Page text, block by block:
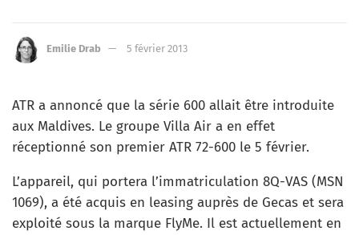
Emilie Drab 5 février 2013
ATR a annoncé que la série 600 allait être introduite
aux Maldives. Le groupe Villa Air a en effet
réceptionné son premier ATR 72-600 le 5 février.
L’appareil, qui portera l’immatriculation 8Q-VAS (MSN
1069), a été acquis en leasing auprès de Gecas et sera
exploité sous la marque FlyMe. Il est actuellement en